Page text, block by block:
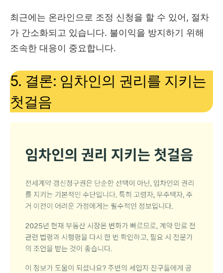
최근에는 온라인으로 조정 신청을 할 수 있어, 절차
가 간소화되고 있습니다. 불이익을 방지하기 위해
조속한 대응이 중요합니다.
5. 결론: 임차인의 권리를 지키는
첫걸음